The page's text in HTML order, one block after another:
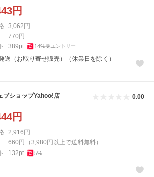
円
3,062 円
770 円
389pt 14%要エントリー
送（お取り寄せ販売）（休業日を除く）
ブショップYahoo!店 0.00
円
2,916 円
660 円 （3,980 円以上で送料無料）
132pt 5%